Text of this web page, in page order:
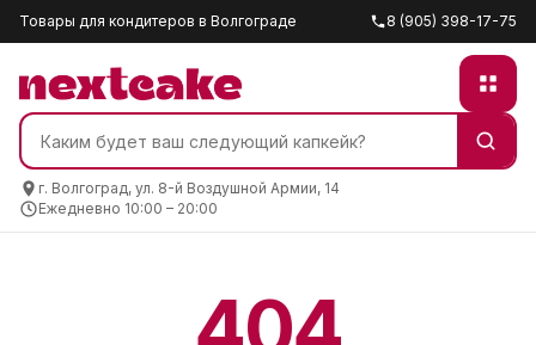
Товары для кондитеров в Волгограде 8 (905) 398-17-75
г. Волгоград, ул. 8-й Воздушной Армии, 14
Ежедневно 10:00 – 20:00